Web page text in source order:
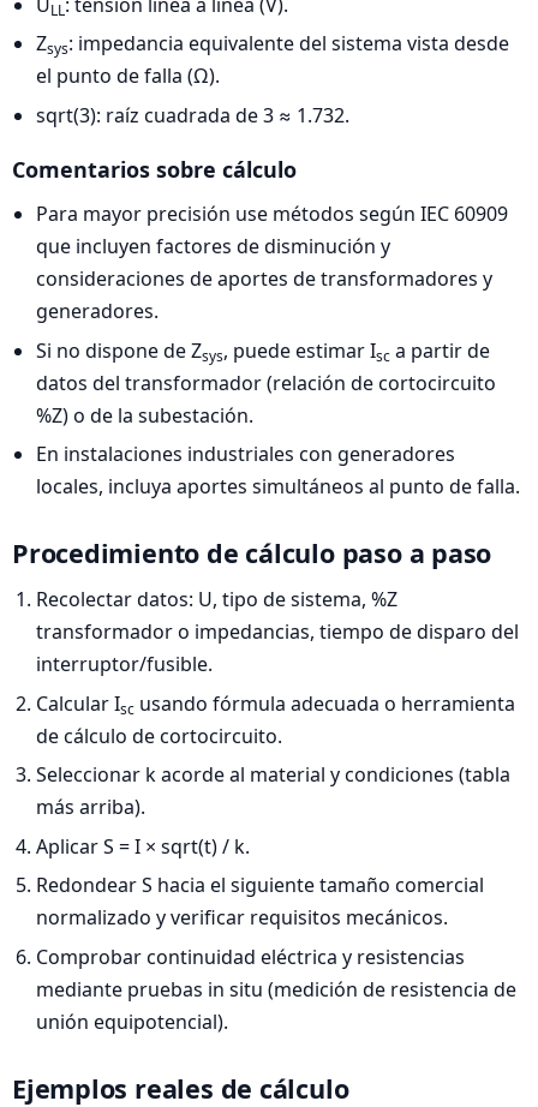
LL
Zsys: impedancia equivalente del sistema vista desde
el punto de falla (Ω).
sqrt(3): raíz cuadrada de 3 ≈ 1.732.
Comentarios sobre cálculo
Para mayor precisión use métodos según IEC 60909
que incluyen factores de disminución y
consideraciones de aportes de transformadores y
generadores.
Si no dispone de Zsys, puede estimar Isc a partir de
datos del transformador (relación de cortocircuito
%Z) o de la subestación.
En instalaciones industriales con generadores
locales, incluya aportes simultáneos al punto de falla.
Procedimiento de cálculo paso a paso
Recolectar datos: U, tipo de sistema, %Z
transformador o impedancias, tiempo de disparo del
interruptor/fusible.
Calcular Isc usando fórmula adecuada o herramienta
de cálculo de cortocircuito.
Seleccionar k acorde al material y condiciones (tabla
más arriba).
Aplicar S = I × sqrt(t) / k.
Redondear S hacia el siguiente tamaño comercial
normalizado y verificar requisitos mecánicos.
Comprobar continuidad eléctrica y resistencias
mediante pruebas in situ (medición de resistencia de
unión equipotencial).
Ejemplos reales de cálculo